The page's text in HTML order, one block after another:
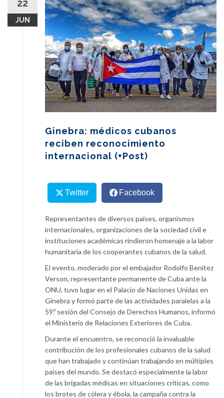
content
22
JUN
Ginebra: médicos cubanos
reciben reconocimiento
internacional (+Post)
Twitter Facebook
Representantes de diversos países, organismos
internacionales, organizaciones de la sociedad civil e
instituciones académicas rindieron homenaje a la labor
humanitaria de los cooperantes cubanos de la salud.
El evento, moderado por el embajador Rodolfo Benítez
Verson, representante permanente de Cuba ante la
ONU, tuvo lugar en el Palacio de Naciones Unidas en
Ginebra y formó parte de las actividades paralelas a la
59.º sesión del Consejo de Derechos Humanos, informó
el Ministerio de Relaciones Exteriores de Cuba.
Durante el encuentro, se reconoció la invaluable
contribución de los profesionales cubanos de la salud
que han trabajado y continúan trabajando en múltiples
países del mundo. Se destacó especialmente la labor
de las brigadas médicas en situaciones críticas, como
los brotes de cólera y ébola, la campaña contra la